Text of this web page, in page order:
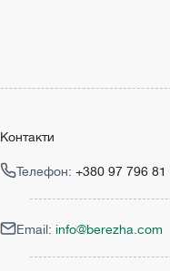
Контакти
Телефон: +380 97 796 81
Email: info@berezha.com